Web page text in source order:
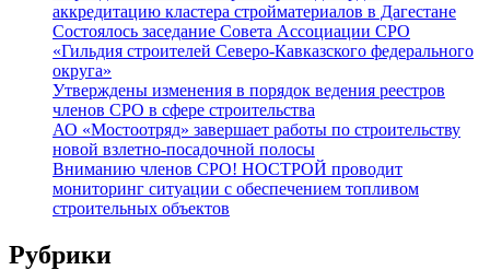
аккредитацию кластера стройматериалов в Дагестане
Состоялось заседание Совета Ассоциации СРО
«Гильдия строителей Северо-Кавказского федерального
округа»
Утверждены изменения в порядок ведения реестров
членов СРО в сфере строительства
АО «Мостоотряд» завершает работы по строительству
новой взлетно-посадочной полосы
Вниманию членов СРО! НОСТРОЙ проводит
мониторинг ситуации с обеспечением топливом
строительных объектов
Рубрики